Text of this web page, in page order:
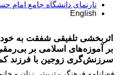
تارنمای دانشگاه جامع امام
English
اثربخشی تلفیقی شفقت به خود
بر آموزه‌های اسلامی بر
سرزنش‌گری زوجین با فرزند